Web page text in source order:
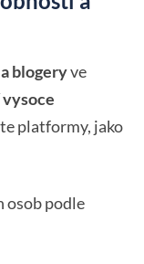
blogeryve
platformy, jako
osob podle